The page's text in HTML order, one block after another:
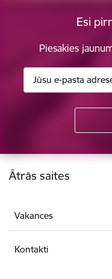
Esi
Piesakies
Kājene
Ātrās saites
Vakances
Kontakti